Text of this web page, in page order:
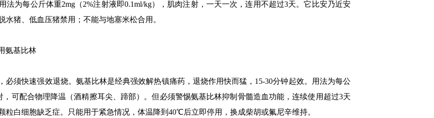
法为每公斤体重2mg（2%注射液即0.1ml/kg），肌肉注射，一天一次，连用不超过3天。它比安乃近安
猪、低血压猪禁用；不能与地塞米松合用。
基比林
快速强效退烧。氨基比林是经典强效解热镇痛药，退烧作用快而猛，15-30分钟起效。用法为每公
，可配合物理降温（酒精擦耳尖、蹄部）。但必须警惕氨基比林抑制骨髓造血功能，连续使用超过3天
粒白细胞缺乏症。只能用于紧急情况，体温降到40℃后立即停用，换成柴胡或氟尼辛维持。